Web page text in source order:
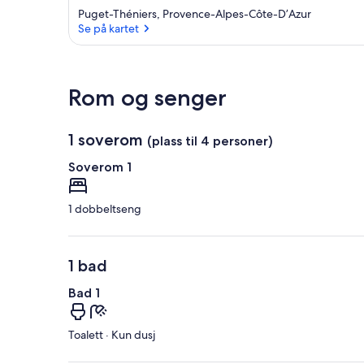
Puget-Théniers, Provence-Alpes-Côte-D’Azur
Se på kartet
Rom og senger
1 soverom (plass til 4 personer)
Soverom 1
1 dobbeltseng
1 bad
Bad 1
Toalett · Kun dusj